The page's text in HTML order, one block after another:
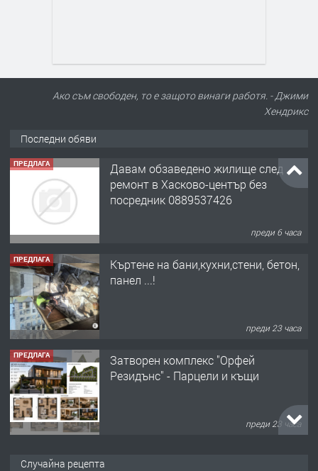
Ако съм свободен, то е защото винаги работя. - Джими
Хендрикс
Последни обяви
ПРЕДЛАГА
Давам обзаведено жилище след
ремонт в Хасково-център без
посредник 0889537426
преди 6 часа
ПРЕДЛАГА
Къртене на бани,кухни,стени, бетон,
панел ...!
преди 23 часа
ПРЕДЛАГА
Затворен комплекс "Орфей
Резидънс" - Парцели и къщи
преди 23 часа
Случайна рецепта